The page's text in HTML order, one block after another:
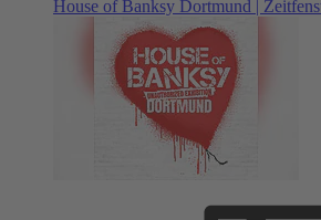
House of Banksy Dortmund |